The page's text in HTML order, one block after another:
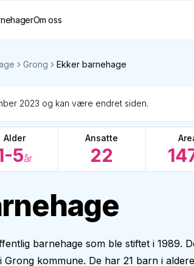
Om oss
Grong Ekker barnehage
2023 og kan være endret siden.
Alder
5år
Ansatte
22
barnehage som ble stiftet i 1989.
Grong kommune. De har 21 barn i